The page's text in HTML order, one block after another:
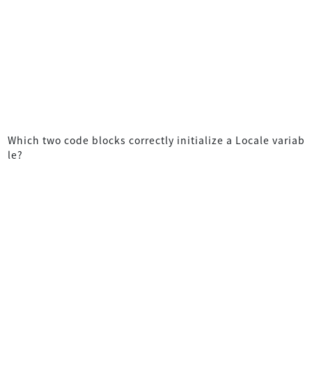
Which two code blocks correctly initialize a Locale variab
le?